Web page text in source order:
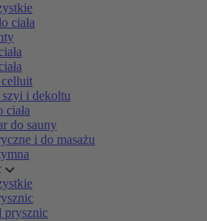
ciała
i dekoltu
ciała
do sauny
i do masażu
prysznic